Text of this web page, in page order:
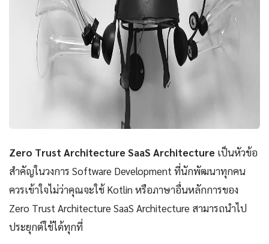
Zero Trust Architecture SaaS Architecture เป็นหัวข้อ
สำคัญในวงการ Software Development ที่นักพัฒนาทุกคน
ควรเข้าใจไม่ว่าคุณจะใช้ Kotlin หรือภาษาอื่นหลักการของ
Zero Trust Architecture SaaS Architecture สามารถนำไป
ประยุกต์ใช้ได้ทุกที่